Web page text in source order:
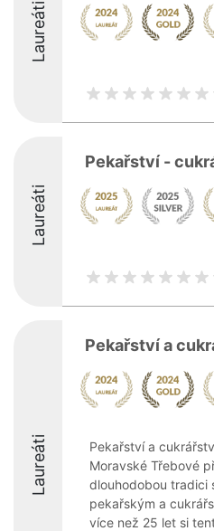
Laureáti
Laureáti
Pekařství -
Laureáti
Pekařství a
Pekařství a
Moravské Třebové
dlouhodobou tradici
pekařským a
více než 25 let si